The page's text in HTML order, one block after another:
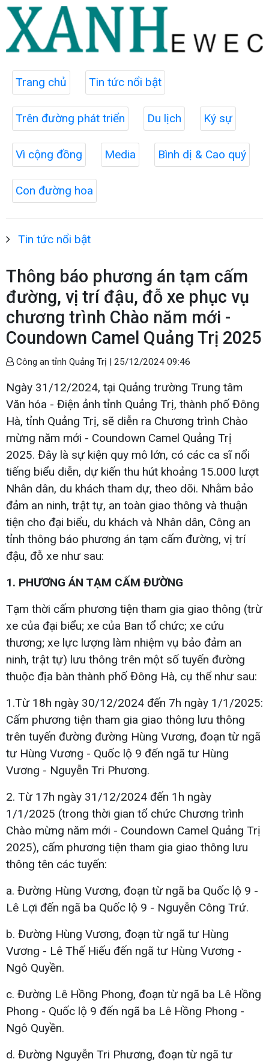
Trang chủ Tin tức nổi bật
Trên đường phát triển Du lịch Ký sự
Vì cộng đồng Media Bình dị & Cao quý
Con đường hoa
Tin tức nổi bật
Thông báo phương án tạm cấm
đường, vị trí đậu, đỗ xe phục vụ
chương trình Chào năm mới -
Coundown Camel Quảng Trị 2025
Công an tỉnh Quảng Trị | 25/12/2024 09:46
Ngày 31/12/2024, tại Quảng trường Trung tâm
Văn hóa - Điện ảnh tỉnh Quảng Trị, thành phố Đông
Hà, tỉnh Quảng Trị, sẽ diễn ra Chương trình Chào
mừng năm mới - Coundown Camel Quảng Trị
2025. Đây là sự kiện quy mô lớn, có các ca sĩ nổi
tiếng biểu diễn, dự kiến thu hút khoảng 15.000 lượt
Nhân dân, du khách tham dự, theo dõi. Nhằm bảo
đảm an ninh, trật tự, an toàn giao thông và thuận
tiện cho đại biểu, du khách và Nhân dân, Công an
tỉnh thông báo phương án tạm cấm đường, vị trí
đậu, đỗ xe như sau:
1. PHƯƠNG ÁN TẠM CẤM ĐƯỜNG
Tạm thời cấm phương tiện tham gia giao thông (trừ
xe của đại biểu; xe của Ban tổ chức; xe cứu
thương; xe lực lượng làm nhiệm vụ bảo đảm an
ninh, trật tự) lưu thông trên một số tuyến đường
thuộc địa bàn thành phố Đông Hà, cụ thể như sau:
1.Từ 18h ngày 30/12/2024 đến 7h ngày 1/1/2025:
Cấm phương tiện tham gia giao thông lưu thông
trên tuyến đường đường Hùng Vương, đoạn từ ngã
tư Hùng Vương - Quốc lộ 9 đến ngã tư Hùng
Vương - Nguyễn Tri Phương.
2. Từ 17h ngày 31/12/2024 đến 1h ngày
1/1/2025 (trong thời gian tổ chức Chương trình
Chào mừng năm mới - Coundown Camel Quảng Trị
2025), cấm phương tiện tham gia giao thông lưu
thông tên các tuyến:
a. Đường Hùng Vương, đoạn từ ngã ba Quốc lộ 9 -
Lê Lợi đến ngã ba Quốc lộ 9 - Nguyễn Công Trứ.
b. Đường Hùng Vương, đoạn từ ngã tư Hùng
Vương - Lê Thế Hiếu đến ngã tư Hùng Vương -
Ngô Quyền.
c. Đường Lê Hồng Phong, đoạn từ ngã ba Lê Hồng
Phong - Quốc lộ 9 đến ngã ba Lê Hồng Phong -
Ngô Quyền.
d. Đường Nguyễn Tri Phương, đoạn từ ngã tư